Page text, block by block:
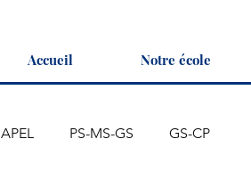
Accueil Notre école
APEL PS-MS-GS GS-CP